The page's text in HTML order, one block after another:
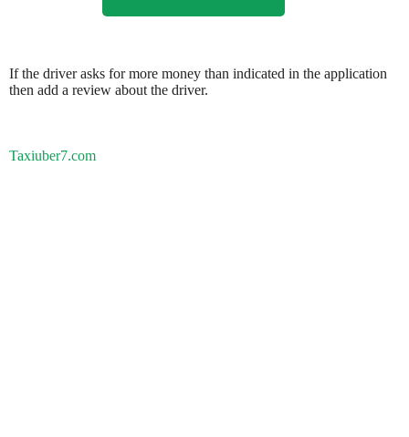
If the driver asks for more money than indicated in the application
then add a review about the driver.
Taxiuber7.com